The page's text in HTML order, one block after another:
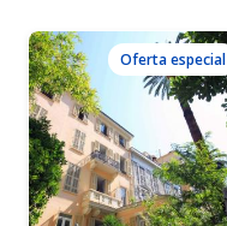
Oferta especial